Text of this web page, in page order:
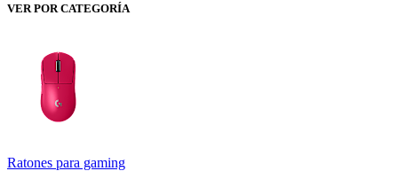
VER POR CATEGORÍA
Ratones para gaming